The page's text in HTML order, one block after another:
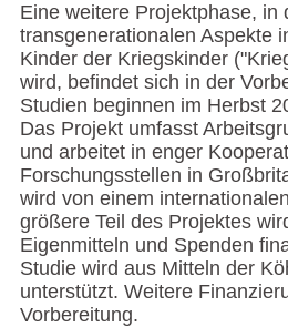
Eine weitere Projektphase, in
transgenerationalen Aspekte
Kinder der Kriegskinder
wird, befindet sich in der
Studien beginnen im Herbst
Das Projekt umfasst
und arbeitet in enger
Forschungsstellen in
wird von einem
größere Teil des Projektes
Eigenmitteln und Spenden
Studie wird aus Mitteln der
unterstützt. Weitere
Vorbereitung.